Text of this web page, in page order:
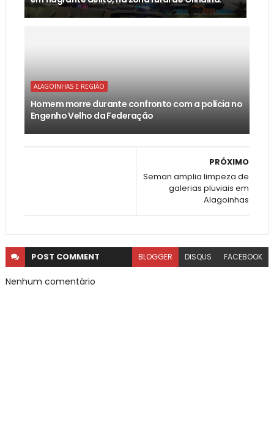
ALAGOINHAS E REGIÃO
Homem morre durante confronto com a polícia no
Engenho Velho da Federação
PRÓXIMO
Seman amplia limpeza de
galerias pluviais em
Alagoinhas
POST COMMENT BLOGGER DISQUS FACEBOOK
Nenhum comentário